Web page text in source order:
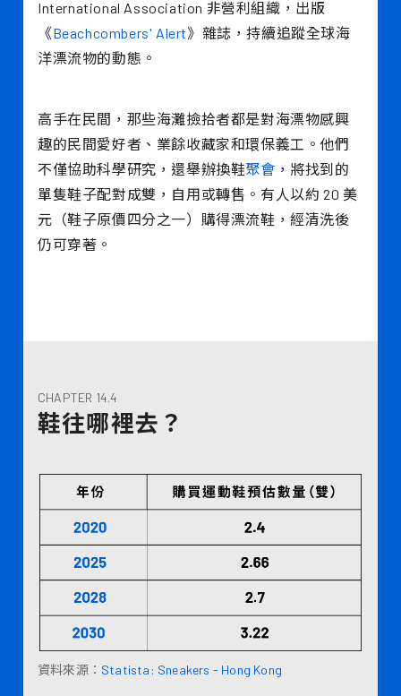
International Association 非營利組織，出版
《Beachcombers' Alert》雜誌，持續追蹤全球海
洋漂流物的動態。
高手在民間，那些海灘撿拾者都是對海漂物感興
趣的民間愛好者、業餘收藏家和環保義工。他們
不僅協助科學研究，還舉辦換鞋聚會 ，將找到的
單隻鞋子配對成雙，自用或轉售。有人以約 20 美
元（鞋子原價四分之一）購得漂流鞋，經清洗後
仍可穿著。
CHAPTER 14.4
鞋往哪裡去？
資料來源： Statista: Sneakers - Hong Kong